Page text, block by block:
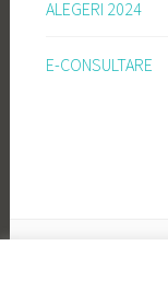
ALEGERI 2024
E-CONSULTARE